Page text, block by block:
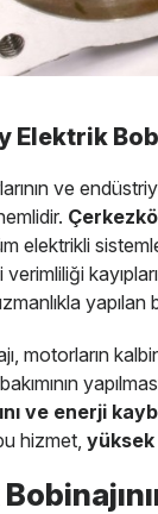
Elektrik
ve
elektrikli
verimliliği
motorların
ve enerji
hizmet,